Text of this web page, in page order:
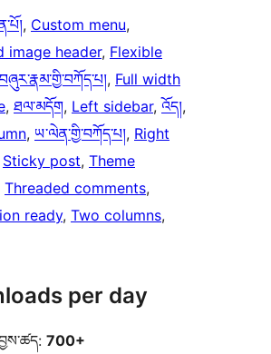
, Custom menu
image header, Flexible
བཞུར་རྣམ་གྱི་བཀོད་པ།, Full width
, ཐལ་མདོག, Left sidebar, འོད།
, ཡ་ལེན་གྱི་བཀོད་པ།, Right
Sticky post, Theme
Threaded comments
ready, Two columns
per day
700+